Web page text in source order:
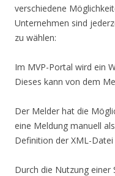
verschiedene
Unternehmen sind
zu wählen:
Im MVP-Portal wird ein
Dieses kann von dem
Der Melder hat die
eine Meldung manuell
Definition der XML-
Durch die Nutzung einer